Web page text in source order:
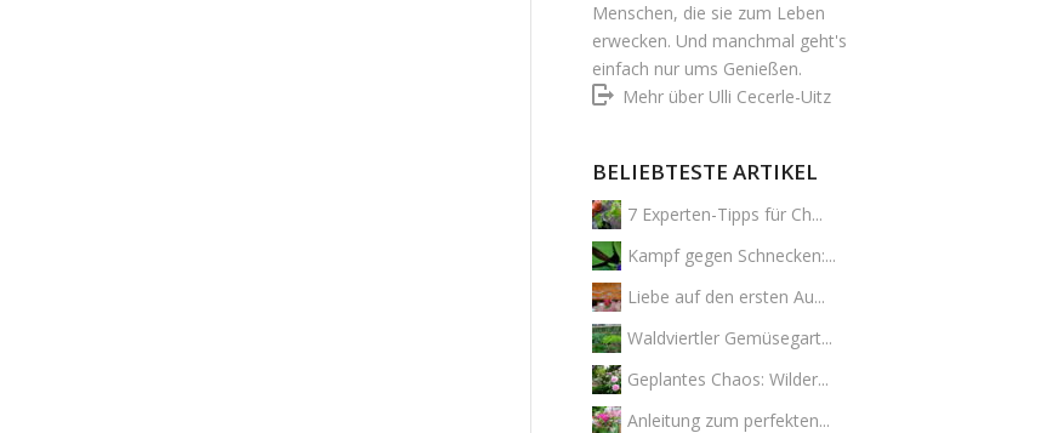
Menschen, die sie zum Leben
erwecken. Und manchmal geht's
einfach nur ums Genießen.
Mehr über Ulli Cecerle-Uitz
BELIEBTESTE ARTIKEL
7 Experten-Tipps für Ch...
Kampf gegen Schnecken:...
Liebe auf den ersten Au...
Waldviertler Gemüsegart...
Geplantes Chaos: Wilder...
Anleitung zum perfekten...